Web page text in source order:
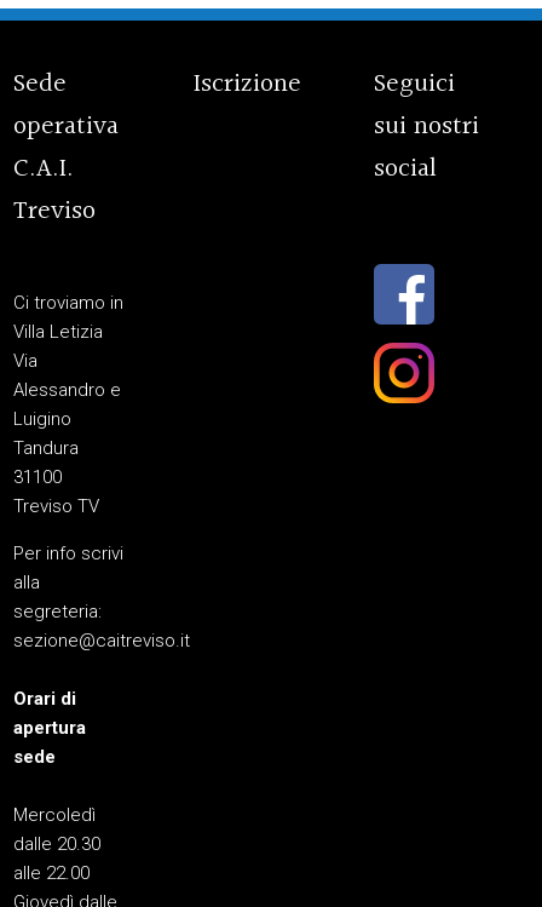
Sede
operativa
C.A.I.
Treviso
Ci troviamo in
Villa Letizia
Via
Alessandro e
Luigino
Tandura
31100
Treviso TV
Per info scrivi
alla
segreteria:
sezione@caitreviso.it
Orari di
apertura
sede
Mercoledì
dalle 20.30
alle 22.00
Giovedì dalle
Iscrizione
Seguici
sui nostri
social